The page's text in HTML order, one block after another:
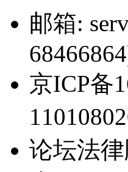
邮箱:
京ICP备
论坛法